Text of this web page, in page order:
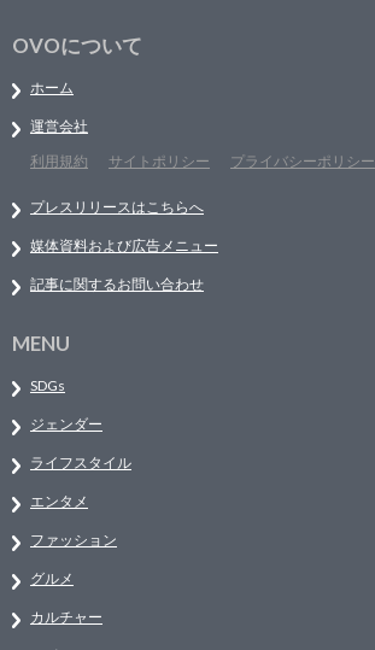
OVOについて
ホーム
運営会社
利用規約
サイトポリシー プライバシーポリシー
プレスリリースはこちらへ
媒体資料および広告メニュー
記事に関するお問い合わせ
MENU
SDGs
ジェンダー
ライフスタイル
エンタメ
ファッション
グルメ
カルチャー